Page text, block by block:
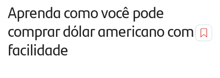
Aprenda como você pode
comprar dólar americano com
facilidade